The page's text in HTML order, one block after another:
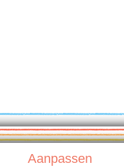
Aanpassen